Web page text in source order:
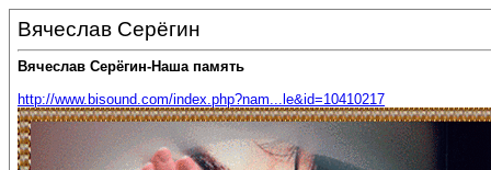
Вячеслав Серёгин
Вячеслав Серёгин-Наша память
http://www.bisound.com/index.php?nam...le&id=10410217